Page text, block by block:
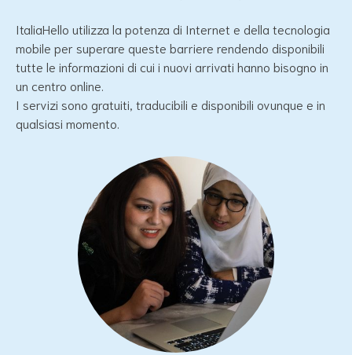
ItaliaHello utilizza la potenza di Internet e della tecnologia
mobile per superare queste barriere rendendo disponibili
tutte le informazioni di cui i nuovi arrivati ​​hanno bisogno in
un centro online.
I servizi sono gratuiti, traducibili e disponibili ovunque e in
qualsiasi momento.